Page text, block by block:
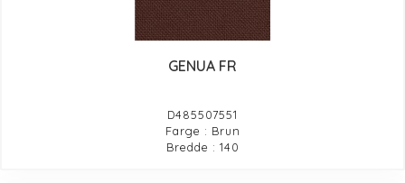
GENUA FR
D485507551
Farge : Brun
Bredde : 140